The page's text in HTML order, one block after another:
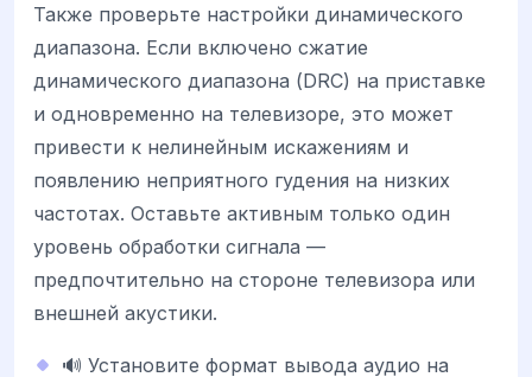
Также проверьте настройки динамического
диапазона. Если включено сжатие
динамического диапазона (DRC) на приставке
и одновременно на телевизоре, это может
привести к нелинейным искажениям и
появлению неприятного гудения на низких
частотах. Оставьте активным только один
уровень обработки сигнала —
предпочтительно на стороне телевизора или
внешней акустики.
🔊 Установите формат вывода аудио на